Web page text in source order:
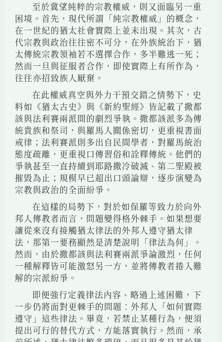
至於冀望純粹的宗教權威，則又面臨另一重
困境。首先，現代所謂「純宗教權威」的概念，
在一世紀的猶太社會實際上並未出現。其次，古
代宗教與政治往往密不可分，在外族統治下，猶
太傳統宗教領袖若不選擇合作，多半難逃一死；
然而一旦與征服者合作，即使實際上有所作為，
往往亦招致族人厭棄。
在此權威真空與外力干預交錯之情勢下，史
料如《猶太古史》與《新約聖經》皆記載了撒都
該與法利賽兩派間的劇烈爭執。撒都該派多為傳
統貴族和祭司，與羅馬人關係密切，更重視書面
戒律；法利賽派則多出自民間學者，對羅馬統治
態度疏離，更重視口傳習俗和詮釋傳統。他們的
爭執甚至一直持續到耶路撒冷破滅、第二聖殿被
摧毀為止；規模早已超出口頭論辯，逐步演變為
宗教與政治的全面紛爭。
在這樣的局勢下，對於如保羅等致力於向外
邦人傳教者而言，問題變得格外棘手。如果想要
讓從來沒有接觸猶太律法的外邦人遵守猶太律
法，那第一要務顯然是清楚說明「律法為何」。
然而，由於撒都該與法利賽兩派爭論激烈，任何
一種解釋皆可能激怒另一方，並將傳教者捲入難
解的宗派紛爭。
即便強行定義律法內容、略過上述困難，下
一步仍將面對更棘手的問題：外邦人「如何實際
遵守」這些律法。畢竟，若禁止某種行為，便須
提出可行的替代方式，方能落實執行。然而，承